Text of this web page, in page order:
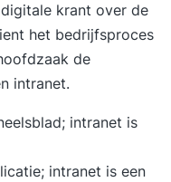
krant over de
het bedrijfsproces
de
intranet.
intranet is
intranet is een